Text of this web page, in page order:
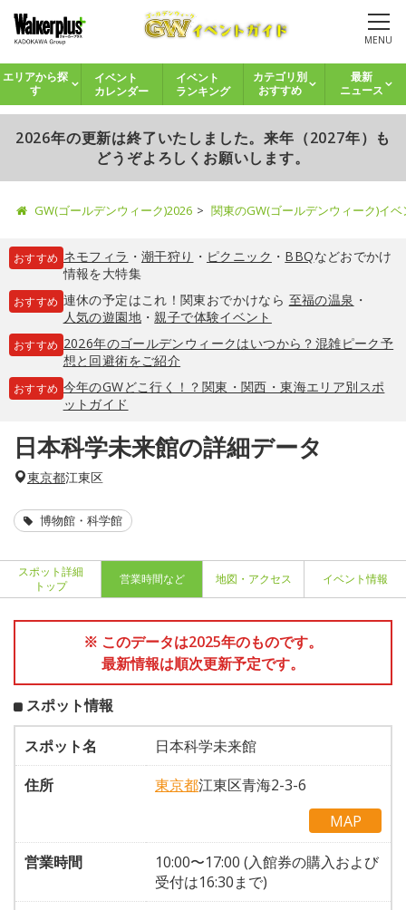
MENU
エリアから探
す
イベント
カレンダー
イベント
ランキング
カテゴリ別
おすすめ
最新
ニュース
2026年の更新は終了いたしました。来年（2027年）も
どうぞよろしくお願いします。
GW(ゴールデンウィーク)2026 関東のGW(ゴールデンウィーク)イ
おすすめ ネモフィラ ・ 潮干狩り ・ ピクニック ・ BBQなどおでかけ
情報を大特集
おすすめ 連休の予定はこれ！関東おでかけなら 至福の温泉 ・
人気の遊園地・親子で体験イベント
おすすめ 2026年のゴールデンウィークはいつから？混雑ピーク予
想と回避術をご紹介
おすすめ 今年のGWどこ行く！？関東・関西・東海エリア別スポ
ットガイド
日本科学未来館の詳細データ
東京都江東区
博物館・科学館
スポット詳細
トップ
営業時間など 地図・アクセス イベント情報
※ このデータは2025年のものです。
最新情報は順次更新予定です。
スポット情報
スポット名
日本科学未来館
住所
東京都江東区青海2-3-6
MAP
営業時間
10:00〜17:00 (入館券の購入および
受付は16:30まで)